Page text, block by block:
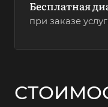
Бесплатная
при заказе